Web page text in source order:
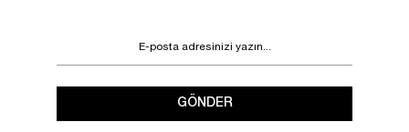
GÖNDER